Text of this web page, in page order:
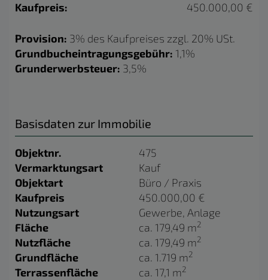
Kaufpreis: 450.000,00 €
Provision: 3% des Kaufpreises zzgl. 20% USt.
Grundbucheintragungsgebühr: 1,1%
Grunderwerbsteuer: 3,5%
Basisdaten zur Immobilie
Objektnr.
475
Vermarktungsart
Kauf
Objektart
Büro / Praxis
Kaufpreis
450.000,00 €
Nutzungsart
Gewerbe Anlage
Fläche
ca. 179,49 m2
Nutzfläche ca. 179,49 m2
Grundfläche ca. 1.719 m2
Terrassenfläche ca. 17,1 m2